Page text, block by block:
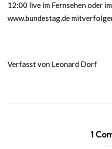
12:00 live im Fernsehen oder
www.bundestag.de
Verfasst von Leonard Dorf
1